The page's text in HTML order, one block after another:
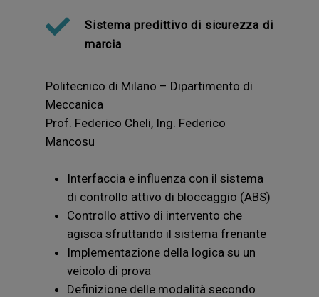
Sistema predittivo di sicurezza di
marcia
Politecnico di Milano – Dipartimento di
Meccanica
Prof. Federico Cheli, Ing. Federico
Mancosu
Interfaccia e influenza con il sistema
di controllo attivo di bloccaggio (ABS)
Controllo attivo di intervento che
agisca sfruttando il sistema frenante
Implementazione della logica su un
veicolo di prova
Definizione delle modalità secondo